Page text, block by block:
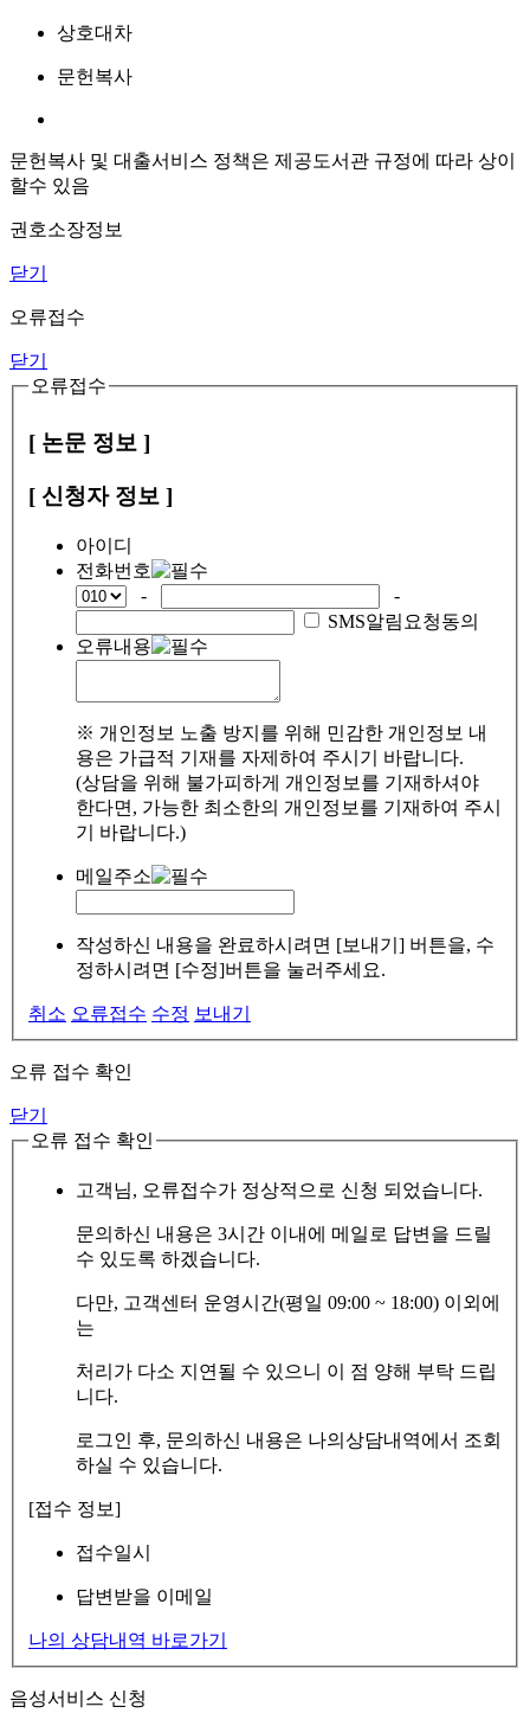
상호대차
문헌복사
문헌복사 및 대출서비스 정책은 제공도서관 규정에 따라 상이
할수 있음
권호소장정보
닫기
오류접수
닫기
오류접수
[ 논문 정보 ]
[ 신청자 정보 ]
아이디
전화번호
-
-
SMS알림요청동의
오류내용
※ 개인정보 노출 방지를 위해 민감한 개인정보 내
용은 가급적 기재를 자제하여 주시기 바랍니다.
(상담을 위해 불가피하게 개인정보를 기재하셔야
한다면, 가능한 최소한의 개인정보를 기재하여 주시
기 바랍니다.)
메일주소
작성하신 내용을 완료하시려면 [보내기] 버튼을, 수
정하시려면 [수정]버튼을 눌러주세요.
취소 오류접수 수정 보내기
오류 접수 확인
닫기
오류 접수 확인
고객님, 오류접수가 정상적으로 신청 되었습니다.
문의하신 내용은 3시간 이내에 메일로 답변을 드릴
수 있도록 하겠습니다.
다만, 고객센터 운영시간(평일 09:00 ~ 18:00) 이외에
는
처리가 다소 지연될 수 있으니 이 점 양해 부탁 드립
니다.
로그인 후, 문의하신 내용은 나의상담내역에서 조회
하실 수 있습니다.
[접수 정보]
접수일시
답변받을 이메일
나의 상담내역 바로가기
음성서비스 신청